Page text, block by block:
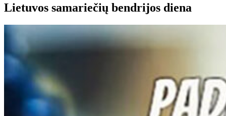
Lietuvos samariečių bendrijos diena